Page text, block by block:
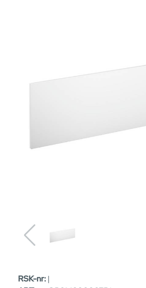
RSK-nr:|